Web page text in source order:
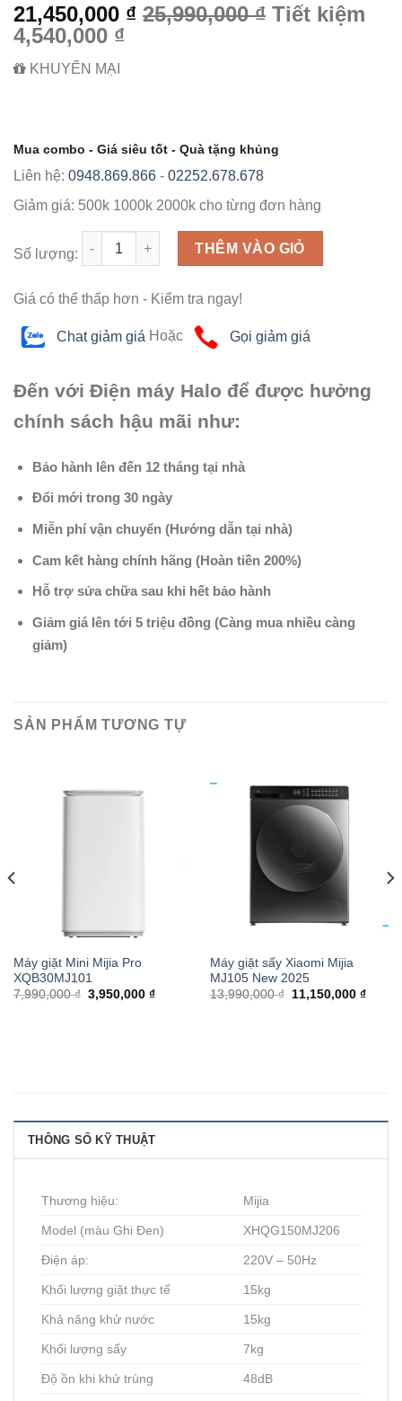
21,450,000 ₫ 25,990,000 ₫ Tiết kiệm
4,540,000 ₫
KHUYẾN MẠI
Mua combo - Giá siêu tốt - Quà tặng khủng
Liên hệ: 0948.869.866 - 02252.678.678
Giảm giá: 500k 1000k 2000k cho từng đơn hàng
Số lượng:
Số lượng THÊM VÀO GIỎ
Giá có thể thấp hơn - Kiểm tra ngay!
Chat giảm giá Hoặc Gọi giảm giá
Đến với Điện máy Halo để được hưởng
chính sách hậu mãi như:
Bảo hành lên đến 12 tháng tại nhà
Đổi mới trong 30 ngày
Miễn phí vận chuyển (Hướng dẫn tại nhà)
Cam kết hàng chính hãng (Hoàn tiền 200%)
Hỗ trợ sửa chữa sau khi hết bảo hành
Giảm giá lên tới 5 triệu đồng (Càng mua nhiều càng
giảm)
SẢN PHẨM TƯƠNG TỰ
Máy giặt Mini Mijia Pro
XQB30MJ101
7,990,000 ₫ 3,950,000 ₫
Máy giặt sấy Xiaomi Mijia
MJ105 New 2025
13,990,000 ₫ 11,150,000 ₫
THÔNG SỐ KỸ THUẬT
Thương hiệu: Mijia
Model (màu Ghi Đen) XHQG150MJ206
Điện áp: 220V – 50Hz
Khối lượng giặt thực tế 15kg
Khả năng khử nước 15kg
Khối lượng sấy 7kg
Độ ồn khi khử trùng 48dB